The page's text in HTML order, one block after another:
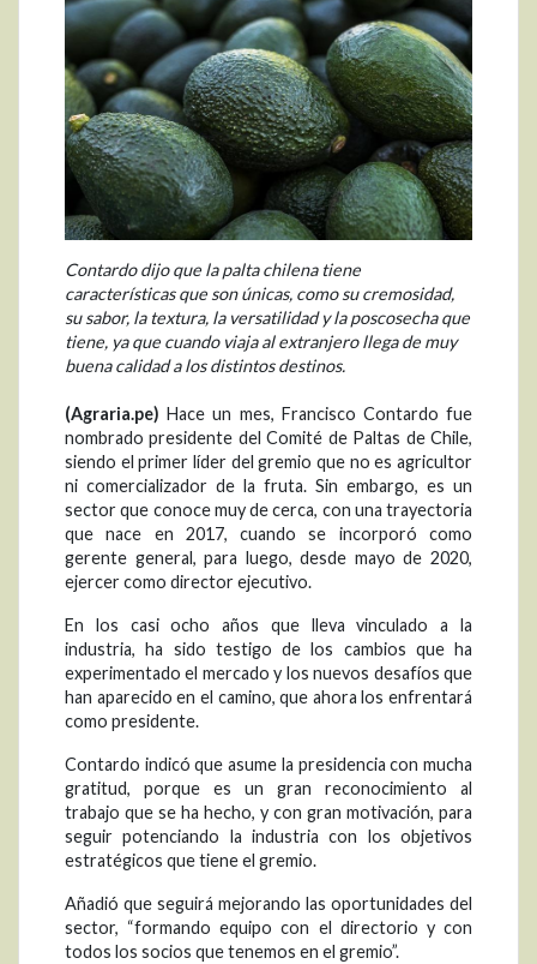
Contardo dijo que la palta chilena tiene
características que son únicas, como su cremosidad,
su sabor, la textura, la versatilidad y la poscosecha que
tiene, ya que cuando viaja al extranjero llega de muy
buena calidad a los distintos destinos.
(Agraria.pe) Hace un mes, Francisco Contardo fue
nombrado presidente del Comité de Paltas de Chile,
siendo el primer líder del gremio que no es agricultor
ni comercializador de la fruta. Sin embargo, es un
sector que conoce muy de cerca, con una trayectoria
que nace en 2017, cuando se incorporó como
gerente general, para luego, desde mayo de 2020,
ejercer como director ejecutivo.
En los casi ocho años que lleva vinculado a la
industria, ha sido testigo de los cambios que ha
experimentado el mercado y los nuevos desafíos que
han aparecido en el camino, que ahora los enfrentará
como presidente.
Contardo indicó que asume la presidencia con mucha
gratitud, porque es un gran reconocimiento al
trabajo que se ha hecho, y con gran motivación, para
seguir potenciando la industria con los objetivos
estratégicos que tiene el gremio.
Añadió que seguirá mejorando las oportunidades del
sector, “formando equipo con el directorio y con
todos los socios que tenemos en el gremio”.